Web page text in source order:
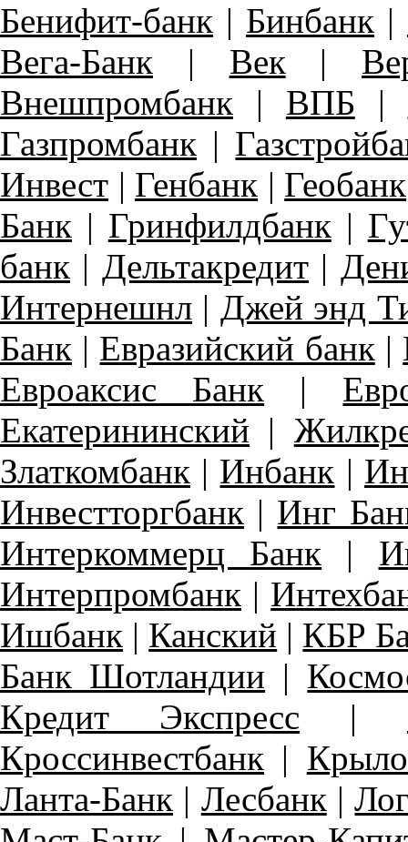
Бенифит-банк | Бинбанк |
Вега-Банк | Век |
Внешпромбанк | ВПБ |
Газпромбанк |
Инвест | Генбанк | Геобанк
Банк | Гринфилдбанк |
банк | Дельтакредит |
Интернешнл | Джей энд
Банк | Евразийский банк |
Евроаксис Банк |
Екатерининский |
Златкомбанк | Инбанк |
Инвестторгбанк | Инг
Интеркоммерц Банк |
Интерпромбанк |
Ишбанк | Канский | КБР
Банк Шотландии |
Кредит Экспресс |
Кроссинвестбанк |
Ланта-Банк | Лесбанк |